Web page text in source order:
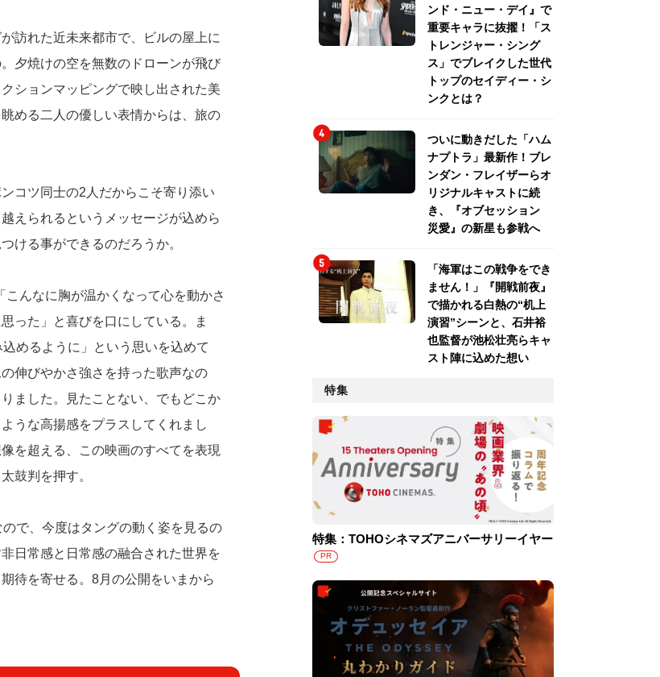
訪れた近未来都市で、ビルの屋上に
夕焼けの空を無数のドローンが飛び
ションマッピングで映し出された美
める二人の優しい表情からは、旅の
コツ同士の2人だからこそ寄り添い
えられるというメッセージが込めら
ける事ができるのだろうか。
んなに胸が温かくなって心を動かさ
った」と喜びを口にしている。ま
めるように」という思いを込めて
伸びやかさ強さを持った歌声なの
ました。見たことない、でもどこか
うな高揚感をプラスしてくれまし
を超える、この映画のすべてを表現
鼓判を押す。
で、今度はタングの動く姿を見るの
日常感と日常感の融合された世界を
待を寄せる。8月の公開をいまから
ンド・ニュー・デイ』で
重要キャラに抜擢！「ス
トレンジャー・シング
ス」でブレイクした世代
トップのセイディー・シ
ンクとは？
ついに動きだした「ハム
ナプトラ」最新作！ブレ
ンダン・フレイザーらオ
リジナルキャストに続
き、『オブセッション
災愛』の新星も参戦へ
「海軍はこの戦争をでき
ません！」『開戦前夜』
で描かれる白熱の“机上
演習”シーンと、石井裕
也監督が池松壮亮らキャ
スト陣に込めた想い
特集
特集：TOHOシネマズアニバーサリーイヤー
PR